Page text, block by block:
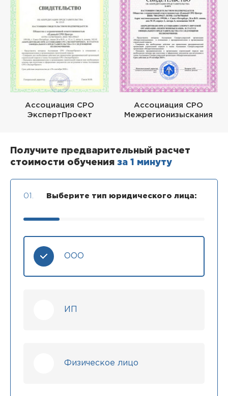
Ассоциация СРО
ЭкспертПроект
Ассоциация СРО
Межрегионизыскания
Получите предварительный расчет
стоимости обучения за 1 минуту
01. Выберите тип юридического лица:
ООО
ИП
Физическое лицо